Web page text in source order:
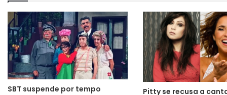
SBT suspende por tempo
Pitty se recusa a